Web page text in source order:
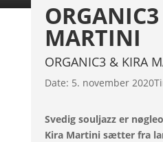
MARTINI
ORGANIC3 & KIRA
Date: 5. november 2020
Svedig souljazz er
Kira Martini sætter fra